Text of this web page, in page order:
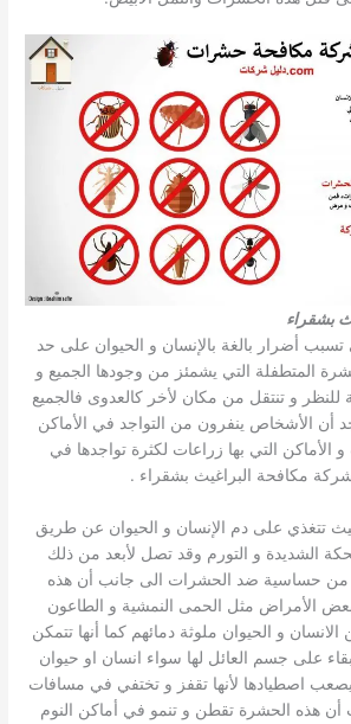
بشقراء
أضرار بالغة بالإنسان و الحيوان على حد
المتطفلة التي يشمئز من وجودها الجميع و
للنظر و تنتقل من مكان لأخر كالعدوى فالجميع
أن الأشخاص ينفرون من التواجد في الأماكن
و الأماكن التي بها زراعات لكثرة تواجدها في
شركة مكافحة البراغيث بشقراء .
تتغذي على دم الإنسان و الحيوان عن طريق
الشديدة و التورم وقد تصل لأبعد من ذلك
من حساسية ضد الحشرات الى جانب أن هذه
الأمراض مثل الحمى النمشية و الطاعون
و الحيوان ملوثة دمائهم كما أنها تتمكن
على جسم العائل لها سواء انسان او حيوان
يصعب اصطيادها لأنها تقفز و تختفي في مسافات
أن هذه الحشرة تقطن و تنمو في أماكن النوم